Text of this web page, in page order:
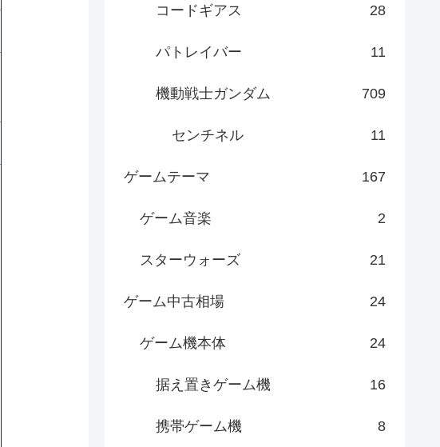
コードギアス 28
パトレイバー 11
機動戦士ガンダム 709
センチネル 11
ゲームテーマ 167
ゲーム音楽 2
スターウォーズ 21
ゲーム中古相場 24
ゲーム機本体 24
据え置きゲーム機 16
携帯ゲーム機 8